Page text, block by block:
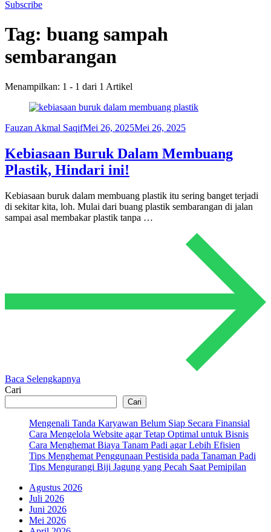
Subscribe
Tag: buang sampah
sembarangan
Menampilkan: 1 - 1 dari 1 Artikel
Fauzan Akmal SaqifMei 26, 2025Mei 26, 2025
Kebiasaan Buruk Dalam Membuang
Plastik, Hindari ini!
Kebiasaan buruk dalam membuang plastik itu sering banget terjadi
di sekitar kita, loh. Mulai dari buang plastik sembarangan di jalan
sampai asal membakar plastik tanpa …
Baca Selengkapnya
Cari
Cari
Mengenali Tanda Karyawan Belum Siap Secara Finansial
Cara Mengelola Website agar Tetap Optimal untuk Bisnis
Cara Menghemat Biaya Tanam Padi agar Lebih Efisien
Tips Menghemat Penggunaan Pestisida pada Tanaman Padi
Tips Mengurangi Biji Jagung yang Pecah Saat Pemipilan
Agustus 2026
Juli 2026
Juni 2026
Mei 2026